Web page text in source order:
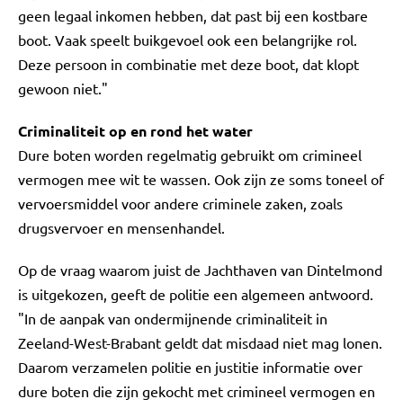
geen legaal inkomen hebben, dat past bij een kostbare
boot. Vaak speelt buikgevoel ook een belangrijke rol.
Deze persoon in combinatie met deze boot, dat klopt
gewoon niet."
Criminaliteit op en rond het water
Dure boten worden regelmatig gebruikt om crimineel
vermogen mee wit te wassen. Ook zijn ze soms toneel of
vervoersmiddel voor andere criminele zaken, zoals
drugsvervoer en mensenhandel.
Op de vraag waarom juist de Jachthaven van Dintelmond
is uitgekozen, geeft de politie een algemeen antwoord.
"In de aanpak van ondermijnende criminaliteit in
Zeeland-West-Brabant geldt dat misdaad niet mag lonen.
Daarom verzamelen politie en justitie informatie over
dure boten die zijn gekocht met crimineel vermogen en